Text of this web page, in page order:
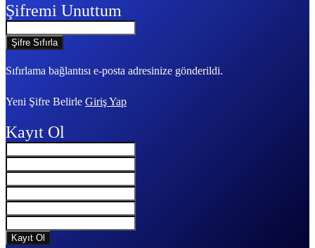
Şifremi Unuttum
Sıfırlama bağlantısı e-posta adresinize gönderildi.
Yeni Şifre Belirle Giriş Yap
Kayıt Ol